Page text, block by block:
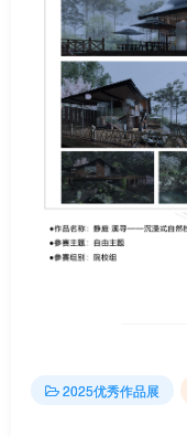
2025优秀作品展